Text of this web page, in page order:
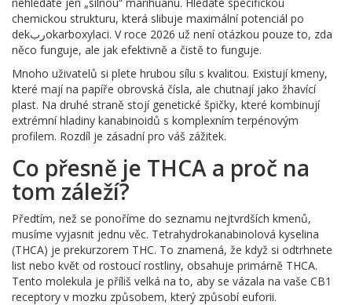
chemickou strukturu, která slibuje maximální potenciál po
dekربokarboxylaci. V roce 2026 už není otázkou pouze to, zda
něco funguje, ale jak efektivně a čistě to funguje.
Mnoho uživatelů si plete hrubou sílu s kvalitou. Existují kmeny,
které mají na papíře obrovská čísla, ale chutnají jako žhavící
plast. Na druhé straně stojí genetické špičky, které kombinují
extrémní hladiny kanabinoidů s komplexním terpénovým
profilem. Rozdíl je zásadní pro váš zážitek.
Co přesně je THCA a proč na
tom záleží?
Předtím, než se ponoříme do seznamu nejtvrdších kmenů,
musíme vyjasnit jednu věc. Tetrahydrokanabinolová kyselina
(THCA) je prekurzorem THC. To znamená, že když si odtrhnete
list nebo květ od rostoucí rostliny, obsahuje primárně THCA.
Tento molekula je příliš velká na to, aby se vázala na vaše CB1
receptory v mozku způsobem, který způsobí euforii.